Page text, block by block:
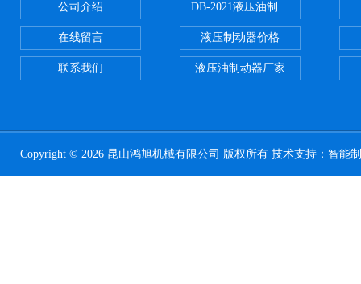
公司介绍
在线留言
联系我们
DB-2021液压油制动器
液压制动器价格
液压油制动器厂家
Copyright © 2026 昆山鸿旭机械有限公司 版权所有 技术支持： 智能